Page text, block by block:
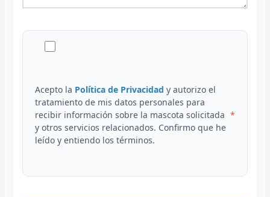
Acepto la Política de Privacidad y autorizo el
tratamiento de mis datos personales para
recibir información sobre la mascota solicitada
y otros servicios relacionados. Confirmo que he
leído y entiendo los términos.